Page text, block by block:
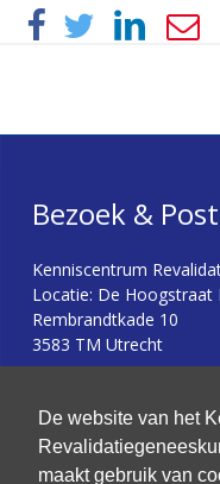
De website van het
maakt gebruik van
Bezoek & Post
Kenniscentrum
Locatie: De Hoogstraat
Rembrandtkade 10
3583 TM Utrecht